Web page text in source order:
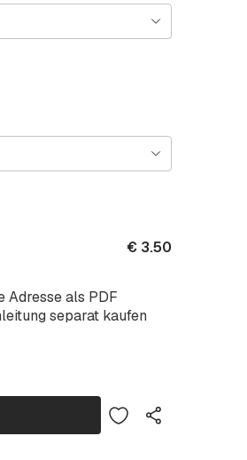
Adresse als PDF
separat kaufen
€3.50